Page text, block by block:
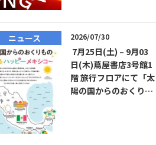
無料！
ニュース 2026/07/30
7月25日(土) – 9月03
日(木)蔦屋書店3号館1
階 旅行フロアにて「太
陽の国からのおくりも